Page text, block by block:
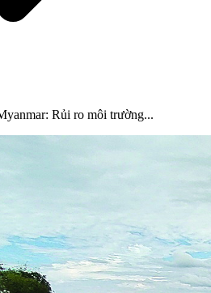
Rủi ro môi trường...